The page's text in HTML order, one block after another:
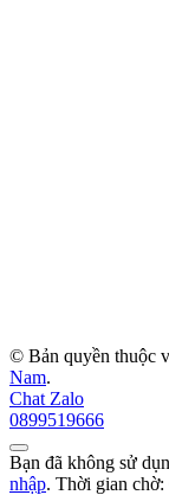
© Bản quyền thuộc
Nam.
Chat Zalo
0899519666
Bạn đã không sử
nhập. Thời gian chờ: